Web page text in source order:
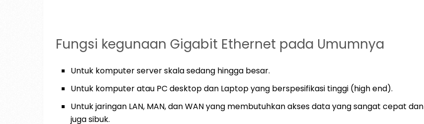
Fungsi kegunaan Gigabit Ethernet pada Umumnya
Untuk komputer server skala sedang hingga besar.
Untuk komputer atau PC desktop dan Laptop yang berspesifikasi tinggi (high end).
Untuk jaringan LAN, MAN, dan WAN yang membutuhkan akses data yang sangat cepat dan
juga sibuk.